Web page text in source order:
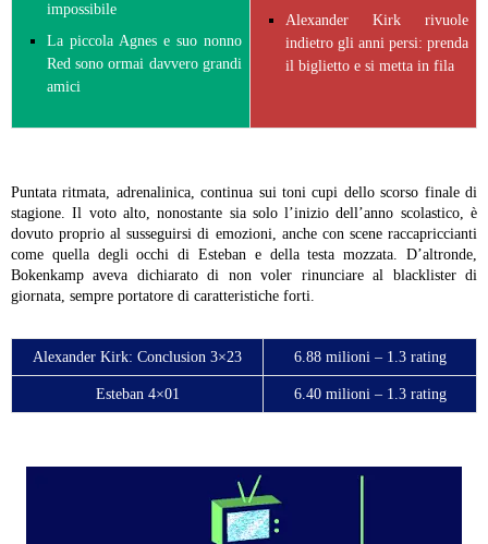
impossibile
La piccola Agnes e suo nonno
Red sono ormai davvero grandi
amici
Alexander Kirk rivuole
indietro gli anni persi: prenda
il biglietto e si metta in fila
Puntata ritmata, adrenalinica, continua sui toni cupi dello scorso finale di
stagione. Il voto alto, nonostante sia solo l’inizio dell’anno scolastico, è
dovuto proprio al susseguirsi di emozioni, anche con scene raccapriccianti
come quella degli occhi di Esteban e della testa mozzata. D’altronde,
Bokenkamp aveva dichiarato di non voler rinunciare al blacklister di
giornata, sempre portatore di caratteristiche forti.
Alexander Kirk: Conclusion 3×23 6.88 milioni – 1.3 rating
Esteban 4×01 6.40 milioni – 1.3 rating